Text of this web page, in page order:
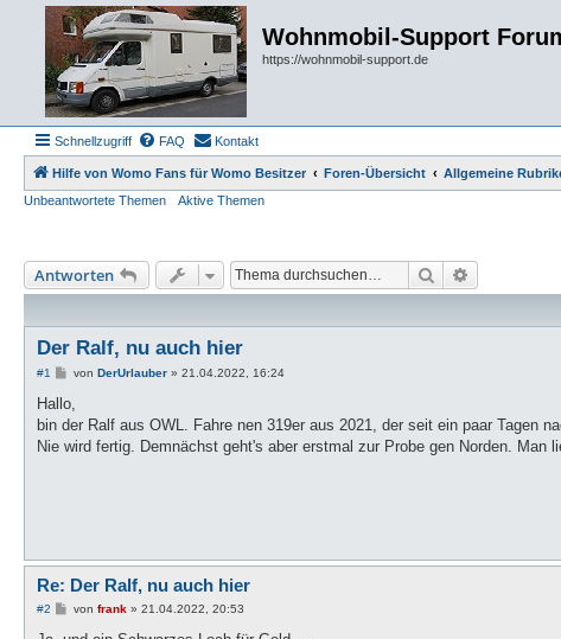
Wohnmobil-Support
https://wohnmobil-support.de
Schnellzugriff FAQ Kontakt
Hilfe von Womo Fans für Womo Besitzer Foren-Übersicht Allgemeine
Unbeantwortete Themen
Aktive Themen
Antworten Suche
Der Ralf, nu auch hier
#1
B
i
r
a
von DerUrlauber» 21.04.2022, 16:24
Hallo,
bin der Ralf aus OWL. Fahre nen 319er aus 2021, der seit ein paar Tagen
Nie wird fertig. Demnächst geht's aber erstmal zur Probe gen Norden. Man
Re: Der Ralf, nu auch hier
#2
B
i
von frank» 21.04.2022, 20:53